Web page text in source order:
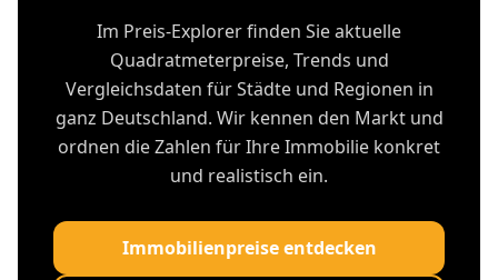
Im Preis-Explorer finden Sie aktuelle
Quadratmeterpreise, Trends und
Vergleichsdaten für Städte und Regionen in
ganz Deutschland. Wir kennen den Markt und
ordnen die Zahlen für Ihre Immobilie konkret
und realistisch ein.
Immobilienpreise entdecken